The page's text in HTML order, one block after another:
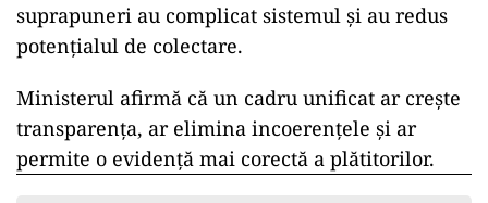
suprapuneri au complicat sistemul și au redus
potențialul de colectare.
Ministerul afirmă că un cadru unificat ar crește
transparența, ar elimina incoerențele și ar
permite o evidență mai corectă a plătitorilor.